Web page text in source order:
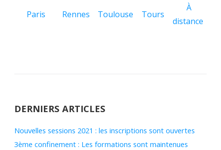
Paris Rennes Toulouse Tours
À
distance
DERNIERS ARTICLES
Nouvelles sessions 2021 : les inscriptions sont ouvertes
3ème confinement : Les formations sont maintenues